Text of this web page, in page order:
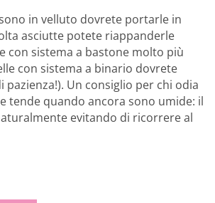
in velluto dovrete portarle in
asciutte potete riappanderle
con sistema a bastone molto più
con sistema a binario dovrete
pazienza!). Un consiglio per chi odia
tende quando ancora sono umide: il
evitando di ricorrere al